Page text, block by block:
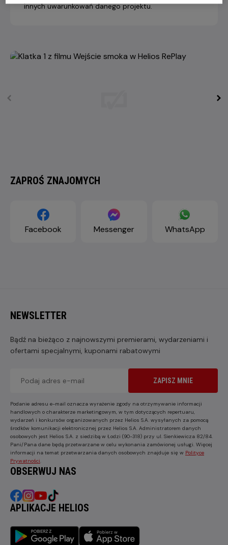
innych uwarunkowań danego projektu.
ZAPROŚ ZNAJOMYCH
Facebook Messenger WhatsApp
NEWSLETTER
Bądź na bieżąco z najnowszymi premierami, wydarzeniami i
ofertami specjalnymi, kuponami rabatowymi
ZAPISZ MNIE
Podanie adresu e-mail oznacza wyrażenie zgody na otrzymywanie informacji
handlowych o charakterze marketingowym, w tym dotyczących repertuaru,
wydarzeń i konkursów organizowanych przez Helios S.A. wysyłanych za pomocą
środków komunikacji elektronicznej przez Helios S.A. Administratorem danych
osobowych jest Helios S.A. z siedzibą w Łodzi (90-318) przy ul. Sienkiewicza 82/84.
Pani/Pana dane będą przetwarzane w celu wykonania zamówionej usługi. Więcej
informacji na temat przetwarzania danych osobowych znajduje się w Polityce
Prywatności
OBSERWUJ NAS
APLIKACJE HELIOS